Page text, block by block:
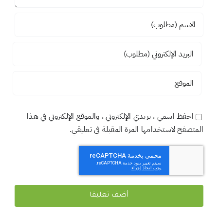
احفظ اسمي ، بريدي الإلكتروني ، والموقع الإلكتروني في هذا
المتصفح لاستخدامها المرة المقبلة في تعليقي.